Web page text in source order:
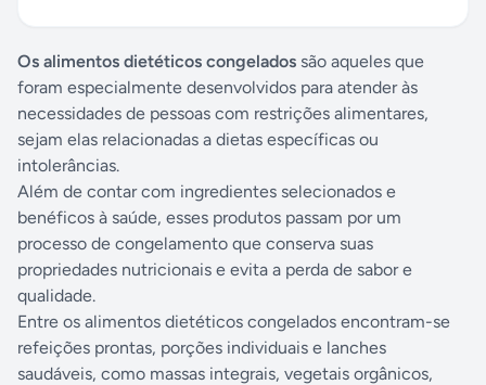
Os alimentos dietéticos congelados são aqueles que
foram especialmente desenvolvidos para atender às
necessidades de pessoas com restrições alimentares,
sejam elas relacionadas a dietas específicas ou
intolerâncias.
Além de contar com ingredientes selecionados e
benéficos à saúde, esses produtos passam por um
processo de congelamento que conserva suas
propriedades nutricionais e evita a perda de sabor e
qualidade.
Entre os alimentos dietéticos congelados encontram-se
refeições prontas, porções individuais e lanches
saudáveis, como massas integrais, vegetais orgânicos,